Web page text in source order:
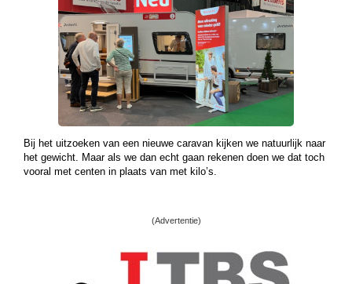
Bij het uitzoeken van een nieuwe caravan kijken we natuurlijk naar
het gewicht. Maar als we dan echt gaan rekenen doen we dat toch
vooral met centen in plaats van met kilo’s.
(Advertentie)